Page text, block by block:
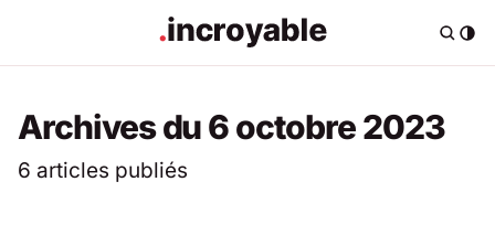
Archives du 6 octobre 2023
6 articles publiés